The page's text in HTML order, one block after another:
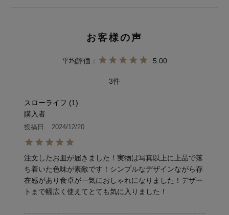
5.00
3
スローライフ
1
購入者
投稿日 2024/12/20
注文したお皿が届きました！実物は写真以上に上品で落
ち着いた色味が素敵です！シンプルなデザインながら存
在感があり食卓が一気におしゃれになりました！デザー
トまで幅広く使えてとても気に入りました！